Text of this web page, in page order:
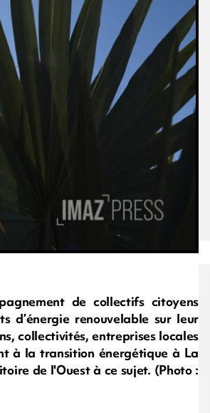
de collectifs citoyens
d’énergie renouvelable sur leur
collectivités, entreprises locales
à la transition énergétique à La
de l'Ouest à ce sujet. (Photo :